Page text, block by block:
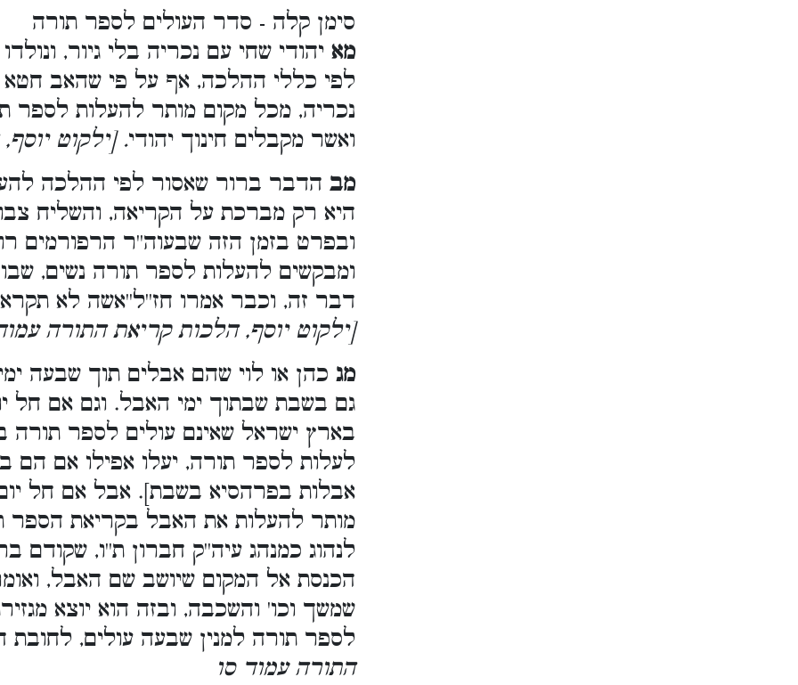
סימן קלה - סדר העולים לספר תורה
מא יהודי שחי עם נכריה בלי גיור,
לפי כללי ההלכה, אף על פי שהאב
נכריה, מכל מקום מותר להעלות לספר
ואשר מקבלים חינוך יהודי. [ילקוט
מב הדבר ברור שאסור לפי ההלכה
היא רק מברכת על הקריאה, והשליח
ובפרט בזמן הזה שבעוה''ר הרפורמים
ומבקשים להעלות לספר תורה נשים,
דבר זה, וכבר אמרו חז''ל''אשה לא
[ילקוט יוסף, הלכות קריאת התורה
מג כהן או לוי שהם אבלים תוך שבעה
גם בשבת שבתוך ימי האבל. וגם אם חל
בארץ ישראל שאינם עולים לספר
לעלות לספר תורה, יעלו אפילו אם הם
אבלות בפרהסיא בשבת]. אבל אם חל
מותר להעלות את האבל בקריאת הספר
לנהוג כמנהג עיה''ק חברון ת''ו, שקודם
הכנסת אל המקום שיושב שם האבל,
שמשך וכו' והשכבה, ובזה הוא יוצא
לספר תורה למנין שבעה עולים, לחובת
התורה עמוד סו